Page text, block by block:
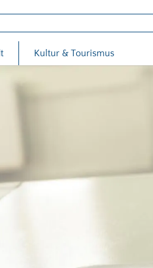
Kultur & Tourismus